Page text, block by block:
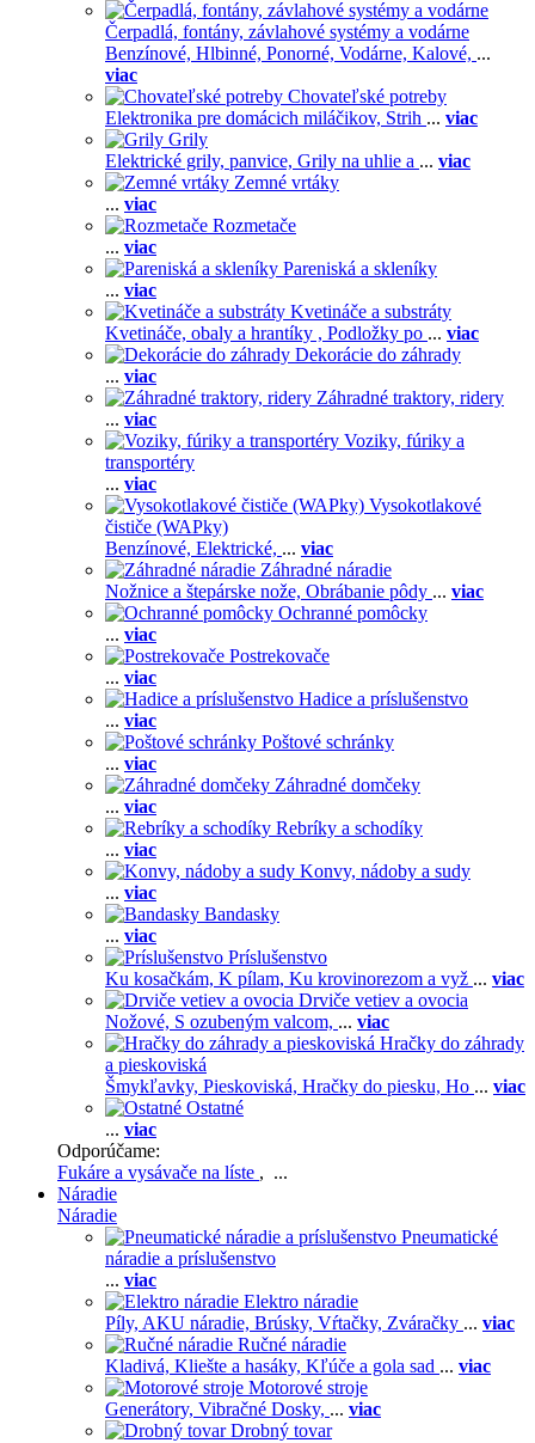
Čerpadlá, fontány, závlahové systémy a vodárne
Benzínové, Hlbinné, Ponorné, Vodárne, Kalové, ...
viac
Chovateľské potreby
Elektronika pre domácich miláčikov, Strih ... viac
Grily
Elektrické grily, panvice, Grily na uhlie a ... viac
Zemné vrtáky
... viac
Rozmetače
... viac
Pareniská a skleníky
... viac
Kvetináče a substráty
Kvetináče, obaly a hrantíky , Podložky po ... viac
Dekorácie do záhrady
... viac
Záhradné traktory, ridery
... viac
Voziky, fúriky a
transportéry
... viac
Vysokotlakové
čističe (WAPky)
Benzínové, Elektrické, ... viac
Záhradné náradie
Nožnice a štepárske nože, Obrábanie pôdy ... viac
Ochranné pomôcky
... viac
Postrekovače
... viac
Hadice a príslušenstvo
... viac
Poštové schránky
... viac
Záhradné domčeky
... viac
Rebríky a schodíky
... viac
Konvy, nádoby a sudy
... viac
Bandasky
... viac
Príslušenstvo
Ku kosačkám, K pílam, Ku krovinorezom a vyž ... viac
Drviče vetiev a ovocia
Nožové, S ozubeným valcom, ... viac
Hračky do záhrady
a pieskoviská
Šmykľavky, Pieskoviská, Hračky do piesku, Ho ... viac
Ostatné
... viac
Odporúčame:
Fukáre a vysávače na líste , ...
Náradie
Náradie
Pneumatické
náradie a príslušenstvo
... viac
Elektro náradie
Píly, AKU náradie, Brúsky, Vŕtačky, Zváračky ... viac
Ručné náradie
Kladivá, Kliešte a hasáky, Kľúče a gola sad ... viac
Motorové stroje
Generátory, Vibračné Dosky, ... viac
Drobný tovar